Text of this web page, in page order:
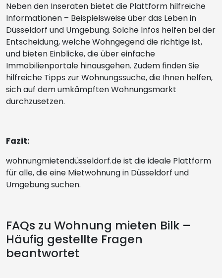
Neben den Inseraten bietet die Plattform hilfreiche
Informationen – Beispielsweise über das Leben in
Düsseldorf und Umgebung. Solche Infos helfen bei der
Entscheidung, welche Wohngegend die richtige ist,
und bieten Einblicke, die über einfache
Immobilienportale hinausgehen. Zudem finden Sie
hilfreiche Tipps zur Wohnungssuche, die Ihnen helfen,
sich auf dem umkämpften Wohnungsmarkt
durchzusetzen.
Fazit:
wohnungmietendüsseldorf.de ist die ideale Plattform
für alle, die eine Mietwohnung in Düsseldorf und
Umgebung suchen.
FAQs zu Wohnung mieten Bilk –
Häufig gestellte Fragen
beantwortet